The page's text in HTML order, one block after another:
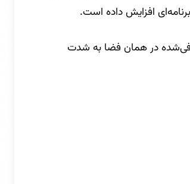
افزایش داده است.
در همان فضا به شدت